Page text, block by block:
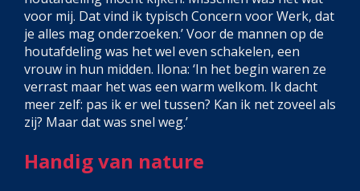
voor mij. Dat vind ik typisch Concern voor Werk, dat
je alles mag onderzoeken.’ Voor de mannen op de
houtafdeling was het wel even schakelen, een
vrouw in hun midden. Ilona: ‘In het begin waren ze
verrast maar het was een warm welkom. Ik dacht
meer zelf: pas ik er wel tussen? Kan ik net zoveel als
zij? Maar dat was snel weg.’
Handig van nature